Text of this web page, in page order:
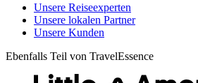
Unsere Reiseexperten
Unsere lokalen Partner
Unsere Kunden
Ebenfalls Teil von TravelEssence